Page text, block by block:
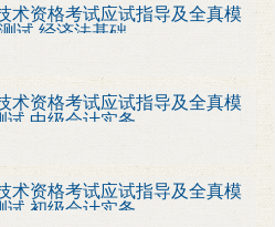
术资格考试应试指导及全真模
试 经济法基础
术资格考试应试指导及全真模
试 中级会计实务
术资格考试应试指导及全真模
试 初级会计实务